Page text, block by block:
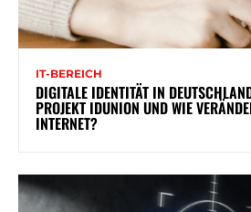
IT-BEREICH
DIGITALE IDENTITÄT IN
PROJEKT IDUNION UND WIE
INTERNET?